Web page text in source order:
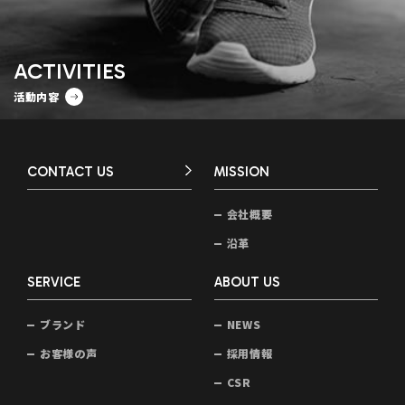
ACTIVITIES
活動内容
CONTACT US MISSION
会社概要
沿革
SERVICE
ブランド
お客様の声
ABOUT US
NEWS
採用情報
CSR